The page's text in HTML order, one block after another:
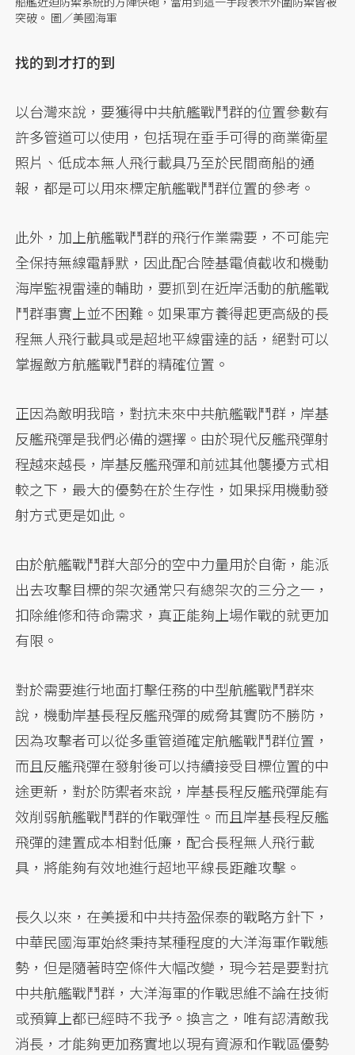
突破。 圖／美國海軍
找的到才打的到
以台灣來說，要獲得中共航艦戰鬥群的位置參數有
許多管道可以使用，包括現在垂手可得的商業衛星
照片、低成本無人飛行載具乃至於民間商船的通
報，都是可以用來標定航艦戰鬥群位置的參考。
此外，加上航艦戰鬥群的飛行作業需要，不可能完
全保持無線電靜默，因此配合陸基電偵截收和機動
海岸監視雷達的輔助，要抓到在近岸活動的航艦戰
鬥群事實上並不困難。如果軍方養得起更高級的長
程無人飛行載具或是超地平線雷達的話，絕對可以
掌握敵方航艦戰鬥群的精確位置。
正因為敵明我暗，對抗未來中共航艦戰鬥群，岸基
反艦飛彈是我們必備的選擇。由於現代反艦飛彈射
程越來越長，岸基反艦飛彈和前述其他襲擾方式相
較之下，最大的優勢在於生存性，如果採用機動發
射方式更是如此。
由於航艦戰鬥群大部分的空中力量用於自衛，能派
出去攻擊目標的架次通常只有總架次的三分之一，
扣除維修和待命需求，真正能夠上場作戰的就更加
有限。
對於需要進行地面打擊任務的中型航艦戰鬥群來
說，機動岸基長程反艦飛彈的威脅其實防不勝防，
因為攻擊者可以從多重管道確定航艦戰鬥群位置，
而且反艦飛彈在發射後可以持續接受目標位置的中
途更新，對於防禦者來說，岸基長程反艦飛彈能有
效削弱航艦戰鬥群的作戰彈性。而且岸基長程反艦
飛彈的建置成本相對低廉，配合長程無人飛行載
具，將能夠有效地進行超地平線長距離攻擊。
長久以來，在美援和中共持盈保泰的戰略方針下，
中華民國海軍始終秉持某種程度的大洋海軍作戰態
勢，但是隨著時空條件大幅改變，現今若是要對抗
中共航艦戰鬥群，大洋海軍的作戰思維不論在技術
或預算上都已經時不我予。換言之，唯有認清敵我
消長，才能夠更加務實地以現有資源和作戰區優勢